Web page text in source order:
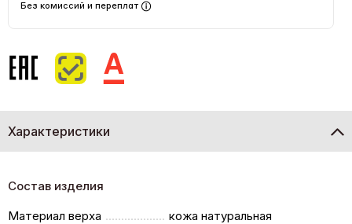
Без комиссий и переплат
Характеристики
Состав изделия
Материал верха
кожа натуральная